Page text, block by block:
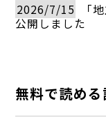
2026/7/15
「
公開しました
無料で読める